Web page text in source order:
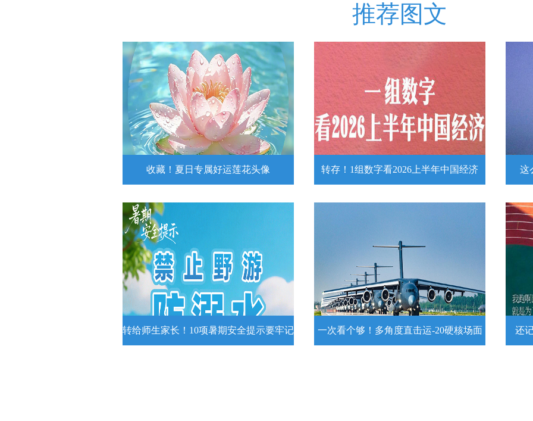
推荐图文
收藏！夏日专属好运莲花头像
收藏！夏日专属好运莲花头像
夏日专属好运莲花头像！
详情
转存！1组数字看2026上半年中国经济
转存！1组数字看2026上半年中国经
7月15日，2026年上半年国民经济运行情
况发布。一组数字带你了解！
详情
这
这
近
转给师生家长！10项暑期安全提示要牢记 一次看个够！多角度直击运-20硬核场面 还